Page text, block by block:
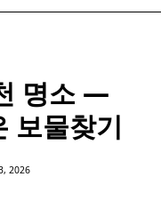
명소 —
보물찾기
2026